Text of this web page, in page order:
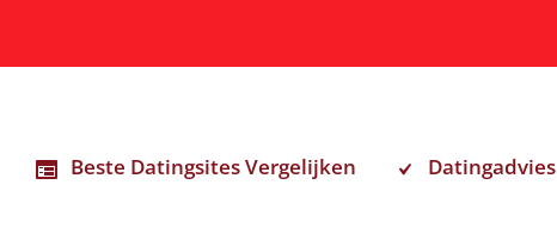
Beste Datingsites Vergelijken Datingadvies